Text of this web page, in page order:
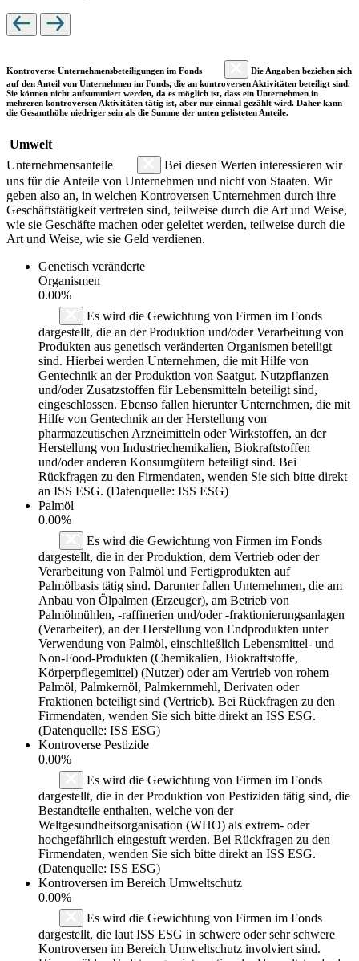
Kontroverse Unternehmensbeteiligungen im Fonds
Die Angaben beziehen sich
auf den Anteil von Unternehmen im Fonds, die an kontroversen Aktivitäten beteiligt sind.
Sie können nicht aufsummiert werden, da es möglich ist, dass ein Unternehmen in
mehreren kontroversen Aktivitäten tätig ist, aber nur einmal gezählt wird. Daher kann
die Gesamthöhe niedriger sein als die Summe der unten gelisteten Anteile.
Umwelt
Unternehmensanteile
Bei diesen Werten interessieren wir
uns für die Anteile von Unternehmen und nicht von Staaten. Wir
geben also an, in welchen Kontroversen Unternehmen durch ihre
Geschäftstätigkeit vertreten sind, teilweise durch die Art und Weise,
wie sie Geschäfte machen oder geleitet werden, teilweise durch die
Art und Weise, wie sie Geld verdienen.
Genetisch veränderte
Organismen
0.00%
Es wird die Gewichtung von Firmen im Fonds
dargestellt, die an der Produktion und/oder Verarbeitung von
Produkten aus genetisch veränderten Organismen beteiligt
sind. Hierbei werden Unternehmen, die mit Hilfe von
Gentechnik an der Produktion von Saatgut, Nutzpflanzen
und/oder Zusatzstoffen für Lebensmitteln beteiligt sind,
eingeschlossen. Ebenso fallen hierunter Unternehmen, die mit
Hilfe von Gentechnik an der Herstellung von
pharmazeutischen Arzneimitteln oder Wirkstoffen, an der
Herstellung von Industriechemikalien, Biokraftstoffen
und/oder anderen Konsumgütern beteiligt sind. Bei
Rückfragen zu den Firmendaten, wenden Sie sich bitte direkt
an ISS ESG. (Datenquelle: ISS ESG)
Palmöl
0.00%
Es wird die Gewichtung von Firmen im Fonds
dargestellt, die in der Produktion, dem Vertrieb oder der
Verarbeitung von Palmöl und Fertigprodukten auf
Palmölbasis tätig sind. Darunter fallen Unternehmen, die am
Anbau von Ölpalmen (Erzeuger), am Betrieb von
Palmölmühlen, -raffinerien und/oder -fraktionierungsanlagen
(Verarbeiter), an der Herstellung von Endprodukten unter
Verwendung von Palmöl, einschließlich Lebensmittel- und
Non-Food-Produkten (Chemikalien, Biokraftstoffe,
Körperpflegemittel) (Nutzer) oder am Vertrieb von rohem
Palmöl, Palmkernöl, Palmkernmehl, Derivaten oder
Fraktionen beteiligt sind (Vertrieb). Bei Rückfragen zu den
Firmendaten, wenden Sie sich bitte direkt an ISS ESG.
(Datenquelle: ISS ESG)
Kontroverse Pestizide
0.00%
Es wird die Gewichtung von Firmen im Fonds
dargestellt, die in der Produktion von Pestiziden tätig sind, die
Bestandteile enthalten, welche von der
Weltgesundheitsorganisation (WHO) als extrem- oder
hochgefährlich eingestuft werden. Bei Rückfragen zu den
Firmendaten, wenden Sie sich bitte direkt an ISS ESG.
(Datenquelle: ISS ESG)
Kontroversen im Bereich Umweltschutz
0.00%
Es wird die Gewichtung von Firmen im Fonds
dargestellt, die laut ISS ESG in schwere oder sehr schwere
Kontroversen im Bereich Umweltschutz involviert sind.